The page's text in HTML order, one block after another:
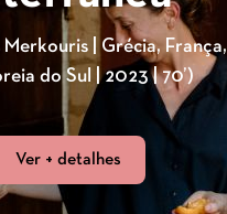
| Grécia, França,
do Sul | 2023 | 70’)
Ver + detalhes